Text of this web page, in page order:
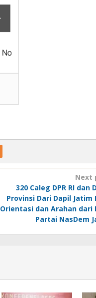
Next
320 Caleg DPR RI dan
Provinsi Dari Dapil Jatim
Orientasi dan Arahan dari
Partai NasDem